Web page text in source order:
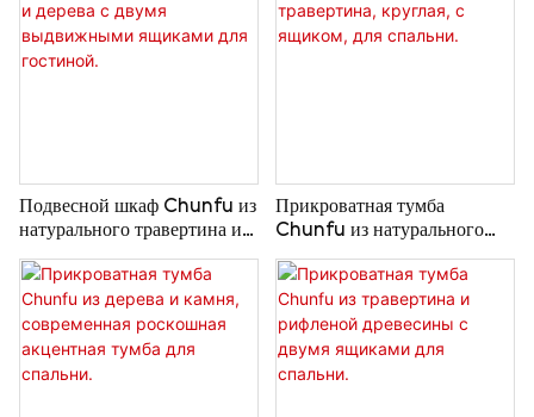
спальни.
Подвесной шкаф Chunfu из
натурального травертина и
дерева с двумя выдвижными
ящиками для гостиной.
Прикроватная тумба
Chunfu из натурального
травертина, круглая, с
ящиком, для спальни.